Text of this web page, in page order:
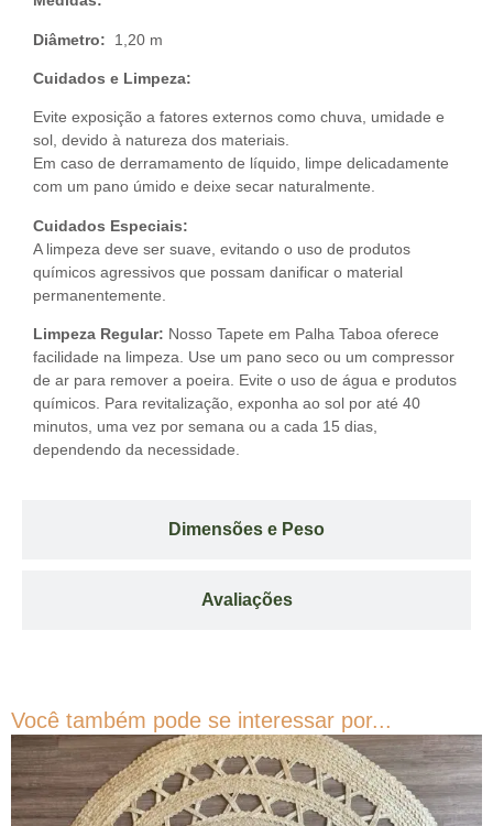
Dimensões e Peso
Avaliações
Diâmetro: 1,20 m
Cuidados e Limpeza:
Evite exposição a fatores externos como chuva, umidade e
sol, devido à natureza dos materiais.
Em caso de derramamento de líquido, limpe delicadamente
com um pano úmido e deixe secar naturalmente.
Cuidados Especiais:
A limpeza deve ser suave, evitando o uso de produtos
químicos agressivos que possam danificar o material
permanentemente.
Limpeza Regular: Nosso Tapete em Palha Taboa oferece
facilidade na limpeza. Use um pano seco ou um compressor
de ar para remover a poeira. Evite o uso de água e produtos
químicos. Para revitalização, exponha ao sol por até 40
minutos, uma vez por semana ou a cada 15 dias,
dependendo da necessidade.
Você também pode se interessar por...